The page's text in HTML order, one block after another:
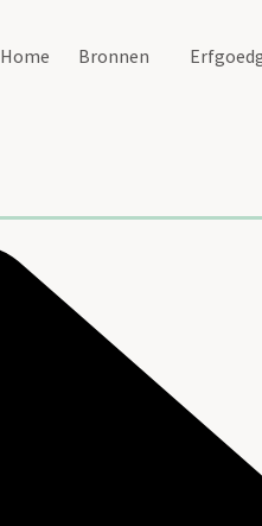
Home Bronnen